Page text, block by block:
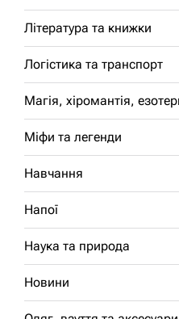
Література та книжки
Логістика та транспорт
Магія, хіромантія,
Міфи та легенди
Навчання
Напої
Наука та природа
Новини